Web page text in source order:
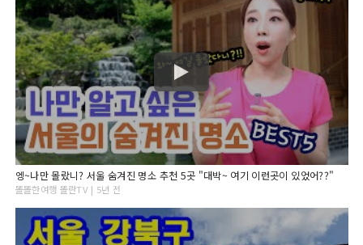
엥~나만 몰랐니? 서울 숨겨진 명소 추천 5곳 "대박~ 여기 이런곳이 있었어??"
똘똘한여행 똘란TV | 5년 전